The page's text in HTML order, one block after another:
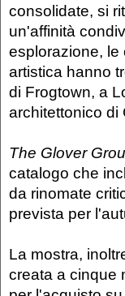
consolidate, si
un'affinità
esplorazione,
artistica hanno
di Frogtown, a
architettonico di
The Glover
catalogo che
da rinomate
prevista per
La mostra,
creata a cinque